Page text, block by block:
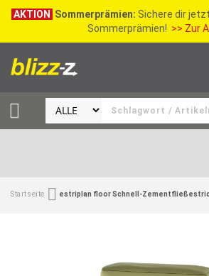
AKTION Sommerprämien: Sichere dir
Sommerprämien! >> Zur
Startseite estriplan floor Schnell-